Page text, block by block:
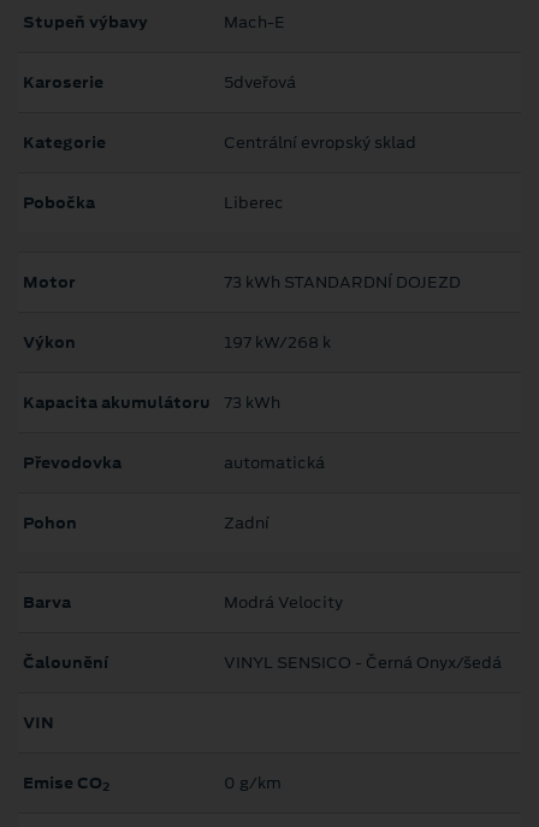
Stupeň výbavy Mach-E
Karoserie 5dveřová
Kategorie Centrální evropský sklad
Pobočka Liberec
Motor 73 kWh STANDARDNÍ DOJEZD
Výkon 197 kW/268 k
Kapacita akumulátoru 73 kWh
Převodovka automatická
Pohon Zadní
Barva Modrá Velocity
Čalounění VINYL SENSICO - Černá Onyx/šedá
VIN
Emise CO2 0 g/km